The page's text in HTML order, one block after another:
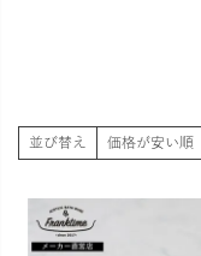
並び替え 価格が安い順